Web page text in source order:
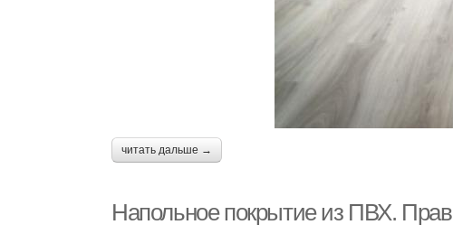
читать дальше →
Напольное покрытие из ПВХ.